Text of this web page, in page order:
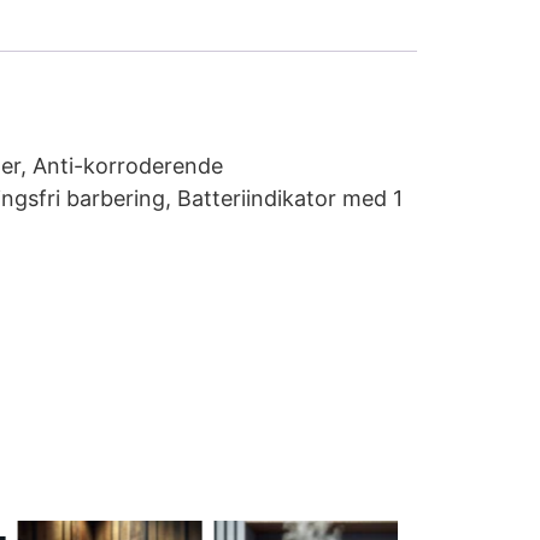
Anti-korroderende
barbering, Batteriindikator med 1